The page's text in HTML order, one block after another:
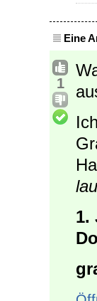
Eine
1
1.